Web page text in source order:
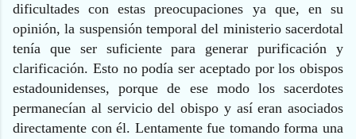
dificultades con estas preocupaciones ya que, en su
opinión, la suspensión temporal del ministerio sacerdotal
tenía que ser suficiente para generar purificación y
clarificación. Esto no podía ser aceptado por los obispos
estadounidenses, porque de ese modo los sacerdotes
permanecían al servicio del obispo y así eran asociados
directamente con él. Lentamente fue tomando forma una